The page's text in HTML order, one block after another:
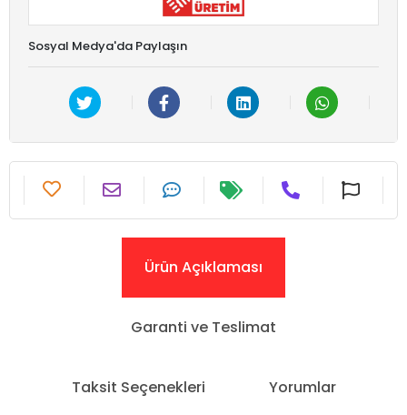
Sosyal Medya'da Paylaşın
Ürün Açıklaması
Garanti ve Teslimat
Taksit Seçenekleri Yorumlar